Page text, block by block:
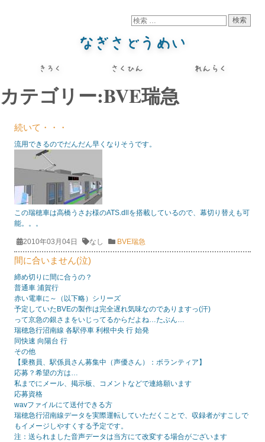
カテゴリー:BVE瑞急
続いて・・・
流用できるのでだんだん早くなりそうです。
この瑞穂車は高橋うさお様のATS.dllを搭載しているので、幕切り替えも可
能。。。
2010年03月04日 なし BVE瑞急
間に合いません(泣)
締め切りに間に合うの？
普通車 浦賀行
赤い電車に～（以下略）シリーズ
予定していたBVEの製作は完全遅れ気味なのでありますっ(汗)
って京急の銀さまをいじってるからだよね…たぶん…
瑞穂急行沼南線 各駅停車 利根中央 行 始発
同快速 向陽台 行
その他
【乗務員、駅係員さん募集中（声優さん）：ボランティア】
応募？希望の方は…
私までにメール、掲示板、コメントなどで連絡願います
応募資格
wavファイルにて送付できる方
瑞穂急行沼南線データを実際運転していただくことで、収録者がすこしで
もイメージしやすくする予定です。
注：送られました音声データは当方にて改変する場合がございます